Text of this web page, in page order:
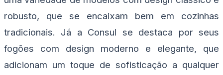
robusto, que se encaixam bem em cozinhas
tradicionais. Já a Consul se destaca por seus
fogões com design moderno e elegante, que
adicionam um toque de sofisticação a qualquer